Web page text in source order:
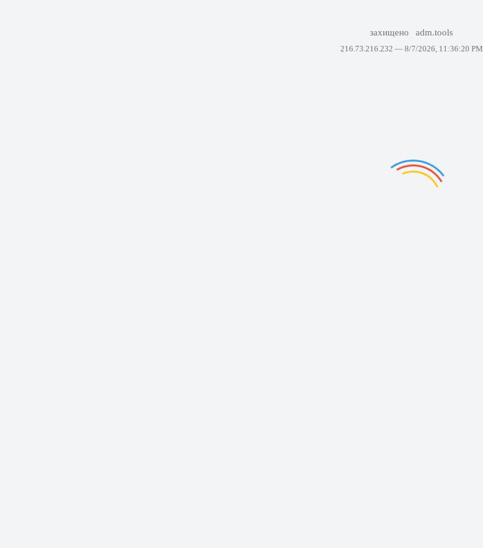
захищено adm.tools
216.73.216.232 — 8/7/2026, 11:36:20 PM